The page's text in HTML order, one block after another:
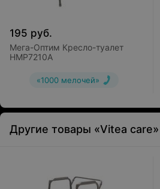
195 руб.
Мега-Оптим Кресло-туалет
HMP7210A
«1000 мелочей»
Другие товары «Vitea care»